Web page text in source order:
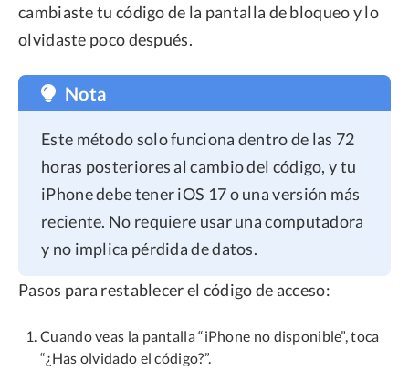
cambiaste tu código de la pantalla de bloqueo y lo
olvidaste poco después.
Nota
Este método solo funciona dentro de las 72
horas posteriores al cambio del código, y tu
iPhone debe tener iOS 17 o una versión más
reciente. No requiere usar una computadora
y no implica pérdida de datos.
Pasos para restablecer el código de acceso:
Cuando veas la pantalla “iPhone no disponible”, toca
“¿Has olvidado el código?”.